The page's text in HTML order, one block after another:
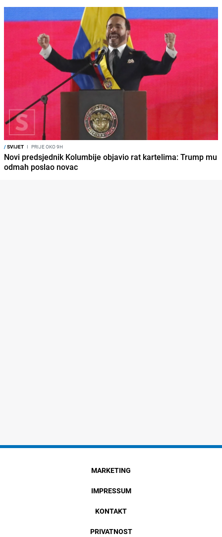
/SVIJET I PRIJE OKO 9H
Novi predsjednik Kolumbije objavio rat kartelima: Trump mu
odmah poslao novac
MARKETING
IMPRESSUM
KONTAKT
PRIVATNOST